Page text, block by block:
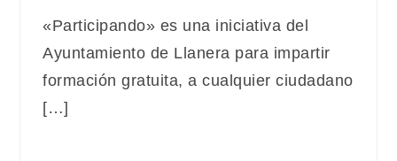
«Participando» es una iniciativa del
Ayuntamiento de Llanera para impartir
formación gratuita, a cualquier ciudadano
[…]